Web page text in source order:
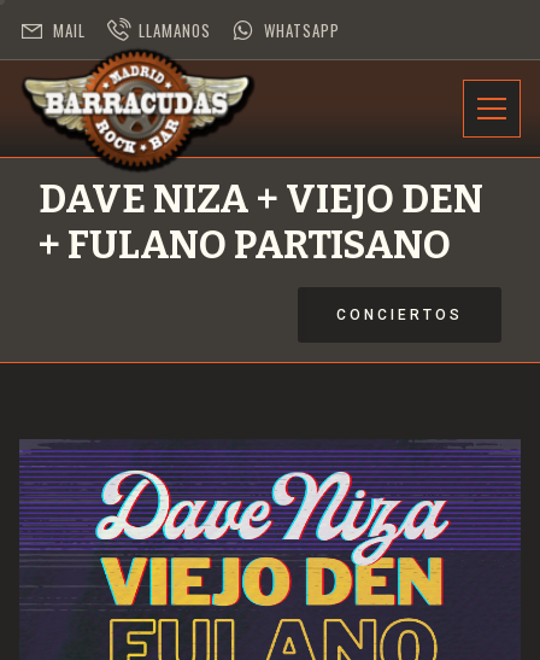
MAIL LLAMANOS WHATSAPP
DAVE NIZA + VIEJO DEN
+ FULANO PARTISANO
CONCIERTOS
PROGRAMACIÓN
CONTRATACIÓN
DESAFÍO ROCK